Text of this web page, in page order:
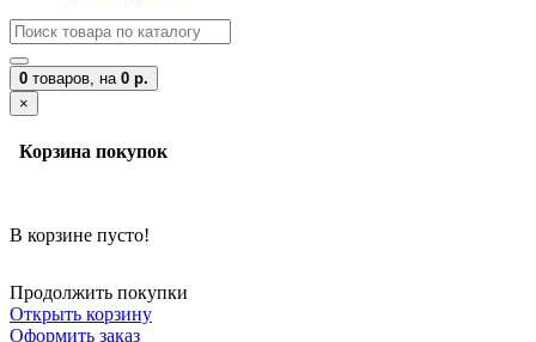
0 товаров, на 0 р.
×
Корзина покупок
В корзине пусто!
Продолжить покупки
Открыть корзину
Оформить заказ